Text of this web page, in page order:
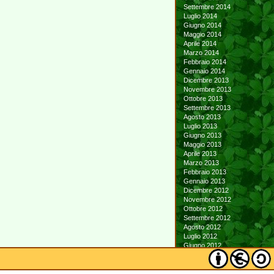
Settembre 2014
Luglio 2014
Giugno 2014
Maggio 2014
Aprile 2014
Marzo 2014
Febbraio 2014
Gennaio 2014
Dicembre 2013
Novembre 2013
Ottobre 2013
Settembre 2013
Agosto 2013
Luglio 2013
Giugno 2013
Maggio 2013
Aprile 2013
Marzo 2013
Febbraio 2013
Gennaio 2013
Dicembre 2012
Novembre 2012
Ottobre 2012
Settembre 2012
Agosto 2012
Luglio 2012
Giugno 2012
Maggio 2012
Aprile 2012